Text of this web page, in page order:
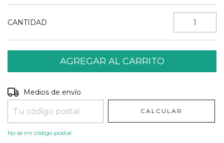
CANTIDAD
Entregas para el CP:
Medios de envío
CALCULAR
No sé mi código postal